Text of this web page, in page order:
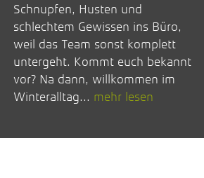
Schnupfen, Husten und
schlechtem Gewissen ins Büro,
weil das Team sonst komplett
untergeht. Kommt euch bekannt
vor? Na dann, willkommen im
Winteralltag... mehr lesen